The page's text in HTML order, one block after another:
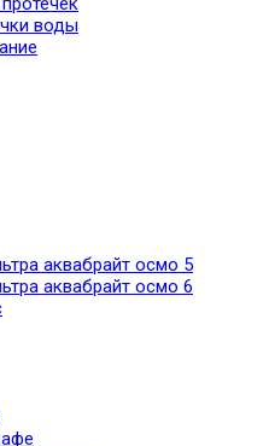
воды
аквабрайт осмо 5
аквабрайт осмо 6